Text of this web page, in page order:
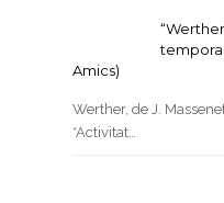
Amics)
Werther, de J.
*Activitat…